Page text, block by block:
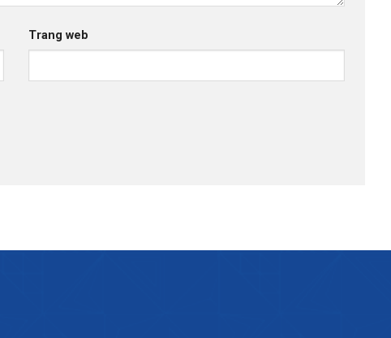
Trang web